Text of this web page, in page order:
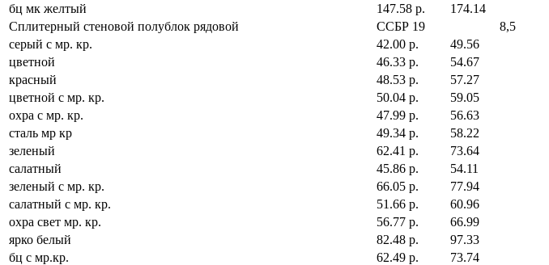
бц мк желтый
147.58 р.
174.14
Сплитерный стеновой полублок рядовой
ССБР 19 8,5
серый с мр. кр.
42.00 р.
49.56
цветной
46.33 р.
54.67
красный
48.53 р.
57.27
цветной с мр. кр.
50.04 р.
59.05
охра с мр. кр.
47.99 р.
56.63
сталь мр кр
49.34 р.
58.22
зеленый
62.41 р.
73.64
салатный
45.86 р.
54.11
зеленый с мр. кр.
66.05 р.
77.94
салатный с мр. кр.
51.66 р.
60.96
охра свет мр. кр.
56.77 р.
66.99
ярко белый
82.48 р.
97.33
бц с мр.кр.
62.49 р.
73.74